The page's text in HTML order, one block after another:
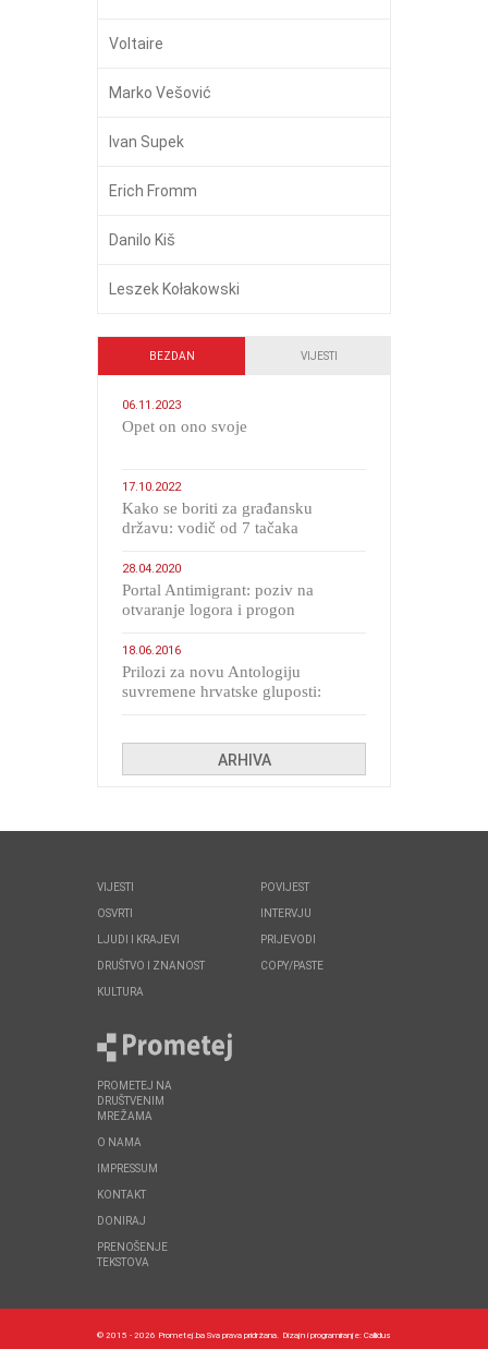
Voltaire
Marko Vešović
Ivan Supek
Erich Fromm
Danilo Kiš
Leszek Kołakowski
BEZDAN VIJESTI
06.11.2023
​Opet on ono svoje
17.10.2022
Kako se boriti za građansku
državu: vodič od 7 tačaka
28.04.2020
Portal Antimigrant: poziv na
otvaranje logora i progon
18.06.2016
Prilozi za novu Antologiju
suvremene hrvatske gluposti:
ARHIVA
VIJESTI
OSVRTI
LJUDI I KRAJEVI
DRUŠTVO I ZNANOST
KULTURA
POVIJEST
INTERVJU
PRIJEVODI
COPY/PASTE
PROMETEJ NA
DRUŠTVENIM
MREŽAMA
O NAMA
IMPRESSUM
KONTAKT
DONIRAJ
PRENOŠENJE
TEKSTOVA
© 2015 - 2026 Prometej.ba Sva prava pridržana. Dizajn i programiranje: Callidus